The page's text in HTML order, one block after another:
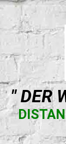
" DER